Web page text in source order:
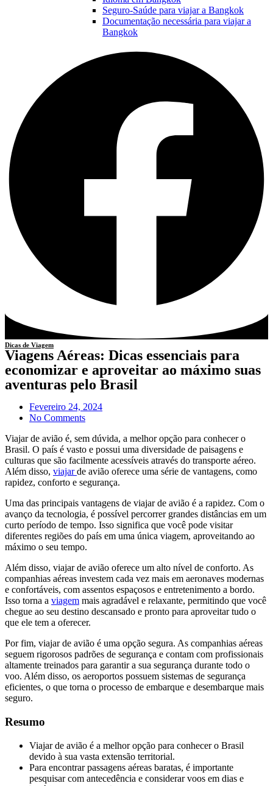
Seguro-Saúde para viajar a Bangkok
Documentação necessária para viajar a
Bangkok
Dicas de Viagem
Viagens Aéreas: Dicas essenciais para
economizar e aproveitar ao máximo suas
aventuras pelo Brasil
Fevereiro 24, 2024
No Comments
Viajar de avião é, sem dúvida, a melhor opção para conhecer o
Brasil. O país é vasto e possui uma diversidade de paisagens e
culturas que são facilmente acessíveis através do transporte aéreo.
Além disso, viajarde avião oferece uma série de vantagens, como
rapidez, conforto e segurança.
Uma das principais vantagens de viajar de avião é a rapidez. Com o
avanço da tecnologia, é possível percorrer grandes distâncias em um
curto período de tempo. Isso significa que você pode visitar
diferentes regiões do país em uma única viagem, aproveitando ao
máximo o seu tempo.
Além disso, viajar de avião oferece um alto nível de conforto. As
companhias aéreas investem cada vez mais em aeronaves modernas
e confortáveis, com assentos espaçosos e entretenimento a bordo.
Isso torna a viagem mais agradável e relaxante, permitindo que você
chegue ao seu destino descansado e pronto para aproveitar tudo o
que ele tem a oferecer.
Por fim, viajar de avião é uma opção segura. As companhias aéreas
seguem rigorosos padrões de segurança e contam com profissionais
altamente treinados para garantir a sua segurança durante todo o
voo. Além disso, os aeroportos possuem sistemas de segurança
eficientes, o que torna o processo de embarque e desembarque mais
seguro.
Resumo
Viajar de avião é a melhor opção para conhecer o Brasil
devido à sua vasta extensão territorial.
Para encontrar passagens aéreas baratas, é importante
pesquisar com antecedência e considerar voos em dias e